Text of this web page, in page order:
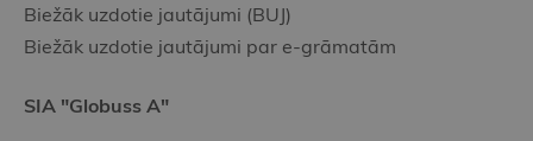
Biežāk uzdotie jautājumi (BUJ)
Biežāk uzdotie jautājumi par e-grāmatām
SIA "Globuss A"